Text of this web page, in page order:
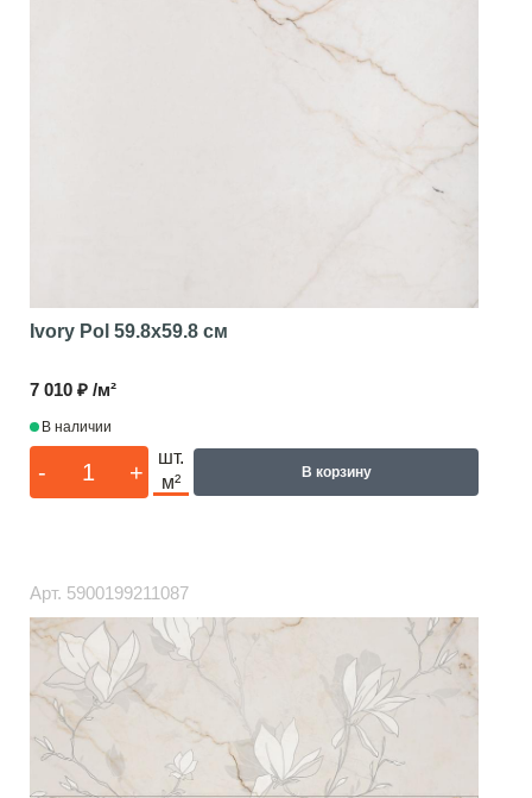
Ivory Pol 59.8x59.8 см
7 010 ₽ /м²
В наличии
- +
шт.
м²
В корзину
Арт. 5900199211087